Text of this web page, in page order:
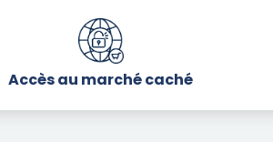
Accès au marché caché